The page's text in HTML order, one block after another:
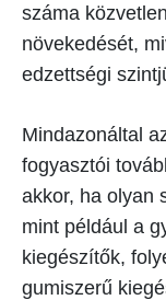
száma
növekedését,
edzettségi
Mindazonáltal
fogyasztói
akkor, ha olyan
mint például a
kiegészítők,
gumiszerű